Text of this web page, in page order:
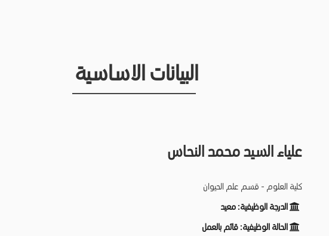
البيانات الاساسية
علياء السيد محمد النحاس
كلية العلوم - قسم علم الحيوان
الدرجة الوظيفية:معيد
الحالة الوظيفية:قائم بالعمل